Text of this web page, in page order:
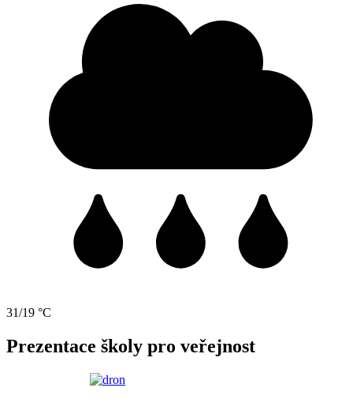
31/19 °C
Prezentace školy pro veřejnost